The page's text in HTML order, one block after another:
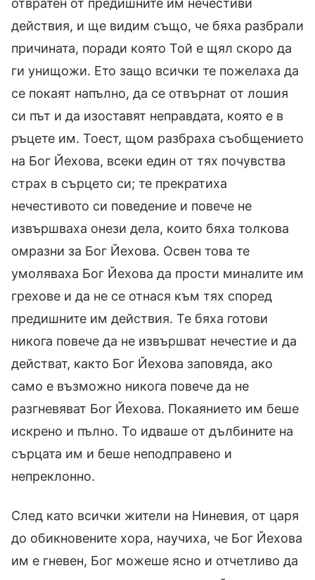
отвратен от предишните им нечестиви
действия, и ще видим също, че бяха разбрали
причината, поради която Той е щял скоро да
ги унищожи. Ето защо всички те пожелаха да
се покаят напълно, да се отвърнат от лошия
си път и да изоставят неправдата, която е в
ръцете им. Тоест, щом разбраха съобщението
на Бог Йехова, всеки един от тях почувства
страх в сърцето си; те прекратиха
нечестивото си поведение и повече не
извършваха онези дела, които бяха толкова
омразни за Бог Йехова. Освен това те
умоляваха Бог Йехова да прости миналите им
грехове и да не се отнася към тях според
предишните им действия. Те бяха готови
никога повече да не извършват нечестие и да
действат, както Бог Йехова заповяда, ако
само е възможно никога повече да не
разгневяват Бог Йехова. Покаянието им беше
искрено и пълно. То идваше от дълбините на
сърцата им и беше неподправено и
непреклонно.
След като всички жители на Ниневия, от царя
до обикновените хора, научиха, че Бог Йехова
им е гневен, Бог можеше ясно и отчетливо да